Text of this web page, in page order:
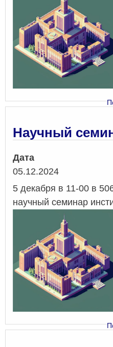
Научный
Дата
05.12.2024
5 декабря в 11-00 в
научный семинар